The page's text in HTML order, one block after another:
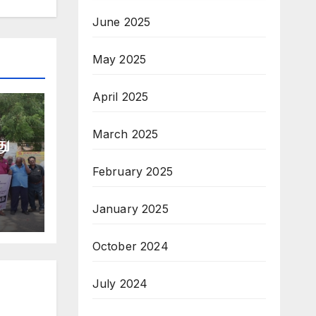
June 2025
May 2025
April 2025
March 2025
February 2025
January 2025
October 2024
July 2024